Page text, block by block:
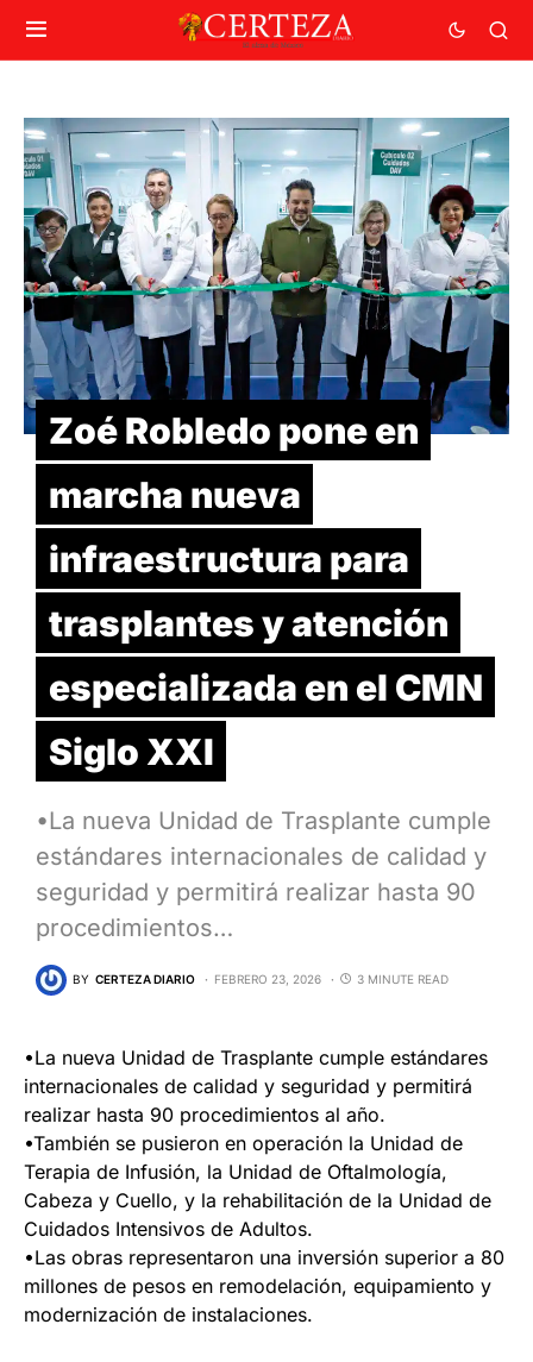
Zoé Robledo pone en
marcha nueva
infraestructura para
trasplantes y atención
especializada en el CMN
Siglo XXI
•La nueva Unidad de Trasplante cumple
estándares internacionales de calidad y
seguridad y permitirá realizar hasta 90
procedimientos…
BY CERTEZA DIARIO FEBRERO 23, 2026 3 MINUTE READ
•La nueva Unidad de Trasplante cumple estándares
internacionales de calidad y seguridad y permitirá
realizar hasta 90 procedimientos al año.
•También se pusieron en operación la Unidad de
Terapia de Infusión, la Unidad de Oftalmología,
Cabeza y Cuello, y la rehabilitación de la Unidad de
Cuidados Intensivos de Adultos.
•Las obras representaron una inversión superior a 80
millones de pesos en remodelación, equipamiento y
modernización de instalaciones.